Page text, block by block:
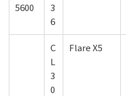
5600
3
6
C
L
3
0
Flare X5